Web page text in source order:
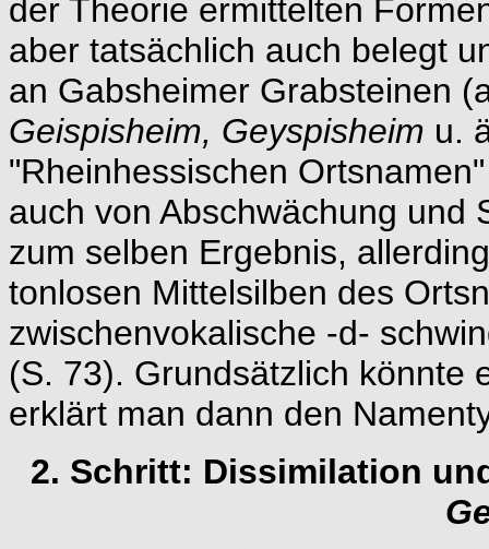
der Theorie ermittelten
aber tatsächlich auch belegt
an Gabsheimer Grabsteinen
Geispisheim, Geyspisheim u.
"Rheinhessischen
auch von Abschwächung und
zum selben Ergebnis,
tonlosen Mittelsilben des
zwischenvokalische -d-
(S. 73). Grundsätzlich könnte
erklärt man dann den
2. Schritt: Dissimilation